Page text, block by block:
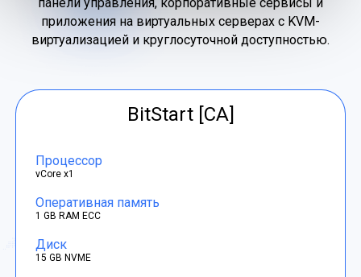
приложения на виртуальных серверах с KVM-
виртуализацией и круглосуточной доступностью.
BitStart [CA]
Процессор
vCore x1
Оперативная память
1 GB RAM ECC
Диск
15 GB NVME